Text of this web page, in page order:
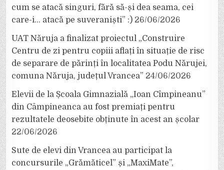
cum se atacă singuri, fără să-și dea seama, cei
care-i… atacă pe suveraniști” :) 26/06/2026
UAT Năruja a finalizat proiectul „Construire
Centru de zi pentru copiii aflați în situație de risc
de separare de părinți în localitatea Podu Nărujei,
comuna Năruja, județul Vrancea” 24/06/2026
Elevii de la Școala Gimnazială „Ioan Cîmpineanu”
din Câmpineanca au fost premiați pentru
rezultatele deosebite obținute în acest an școlar
22/06/2026
Sute de elevi din Vrancea au participat la
concursurile „Grămăticel” și „MaxiMate”,